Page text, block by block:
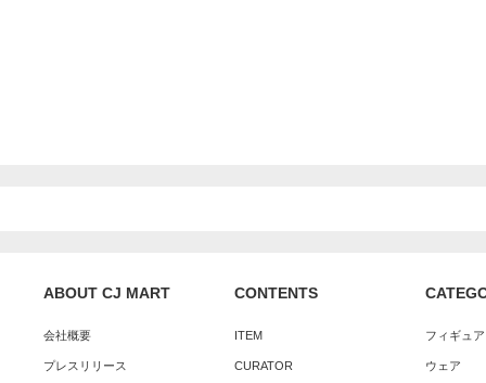
ABOUT CJ MART
会社概要
プレスリリース
CONTENTS
ITEM
CURATOR
フィギュ
ウェア